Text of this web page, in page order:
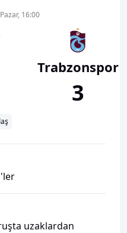
16:00
Trabzonspor
3
uzaklardan